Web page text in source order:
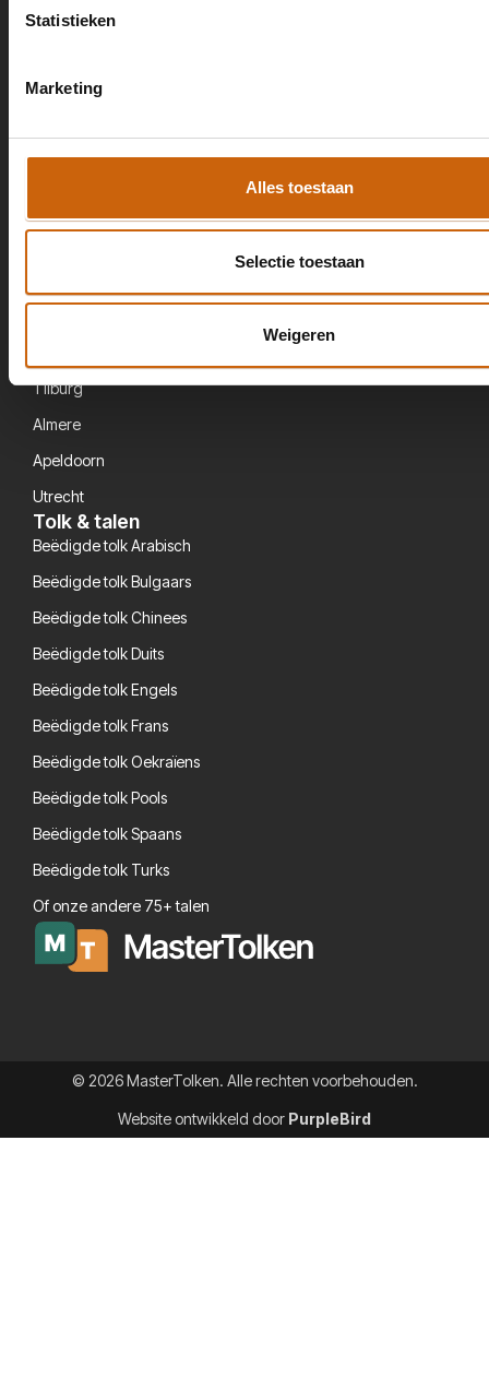
Statistieken
Marketing
Alles toestaan
Selectie toestaan
Weigeren
Vertaalwerkzaamheden
Amsterdam
Breda
Tilburg
Almere
Apeldoorn
Utrecht
Tolk & talen
Beëdigde tolk Arabisch
Beëdigde tolk Bulgaars
Beëdigde tolk Chinees
Beëdigde tolk Duits
Beëdigde tolk Engels
Beëdigde tolk Frans
Beëdigde tolk Oekraïens
Beëdigde tolk Pools
Beëdigde tolk Spaans
Beëdigde tolk Turks
Of onze andere 75+ talen
© 2026 MasterTolken. Alle rechten voorbehouden.
Website ontwikkeld door PurpleBird